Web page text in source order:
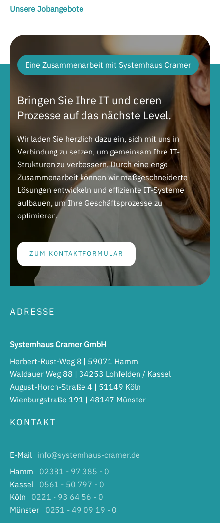
Unsere Jobangebote
Eine Zusammenarbeit mit Systemhaus Cramer
Bringen Sie Ihre IT und deren
Prozesse auf das nächste Level.
Wir laden Sie herzlich dazu ein, sich mit uns in
Verbindung zu setzen, um gemeinsam Ihre IT-
Strukturen zu verbessern. Durch eine enge
Zusammenarbeit können wir maßgeschneiderte
Lösungen entwickeln und effiziente IT-Systeme
aufbauen, um Ihre Geschäftsprozesse zu
optimieren.
ZUM KONTAKTFORMULAR
ADRESSE
Systemhaus Cramer GmbH
Herbert-Rust-Weg 8 | 59071 Hamm
Waldauer Weg 88 | 34253 Lohfelden / Kassel
August-Horch-Straße 4 | 51149 Köln
Wienburgstraße 191 | 48147 Münster
KONTAKT
E-Mail info@systemhaus-cramer.de
Hamm 02381 - 97 385 - 0
Kassel 0561 - 50 797 - 0
Köln 0221 - 93 64 56 - 0
Münster 0251 - 49 09 19 - 0